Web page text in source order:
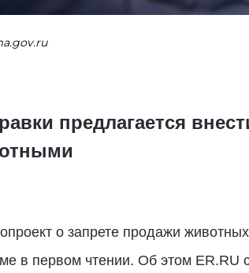
предлагается
о запрете продажи
в первом чтении. Об этом ER.RU